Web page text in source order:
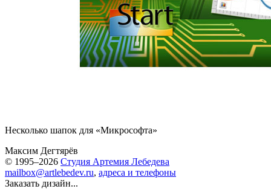
Несколько шапок для «Микрософта»
Максим Дегтярёв
© 1995–2026 Студия Артемия Лебедева
mailbox@artlebedev.ru, адреса и телефоны
Заказать дизайн...